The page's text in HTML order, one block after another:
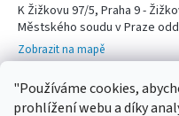
"Používáme cookies,
prohlížení webu a díky
K Žižkovu 97/5, Praha 9 -
Městského soudu v Praze
Zobrazit na mapě
Kamenný obchod,